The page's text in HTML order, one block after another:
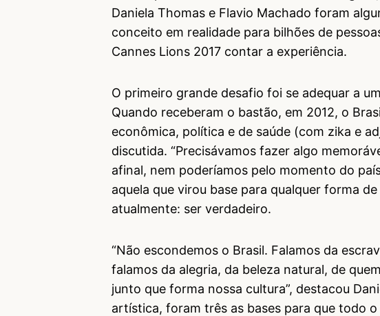
Daniela Thomas e Flavio Machado foram
conceito em realidade para bilhões de
Cannes Lions 2017 contar a experiência.
O primeiro grande desafio foi se adequar a
Quando receberam o bastão, em 2012, o
econômica, política e de saúde (com zika e
discutida. “Precisávamos fazer algo
afinal, nem poderíamos pelo momento do
aquela que virou base para qualquer forma
atualmente: ser verdadeiro.
“Não escondemos o Brasil. Falamos da
falamos da alegria, da beleza natural, de
junto que forma nossa cultura”, destacou
artística, foram três as bases para que todo